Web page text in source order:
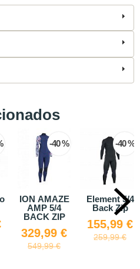
%
4
-40 %
Starboard
SUP Allstar
Airline ZEN
689,40 €
1.149,00 €
Gorra
Curved
39,90